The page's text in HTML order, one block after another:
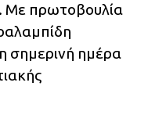
Με πρωτοβουλία
σημερινή ημέρα